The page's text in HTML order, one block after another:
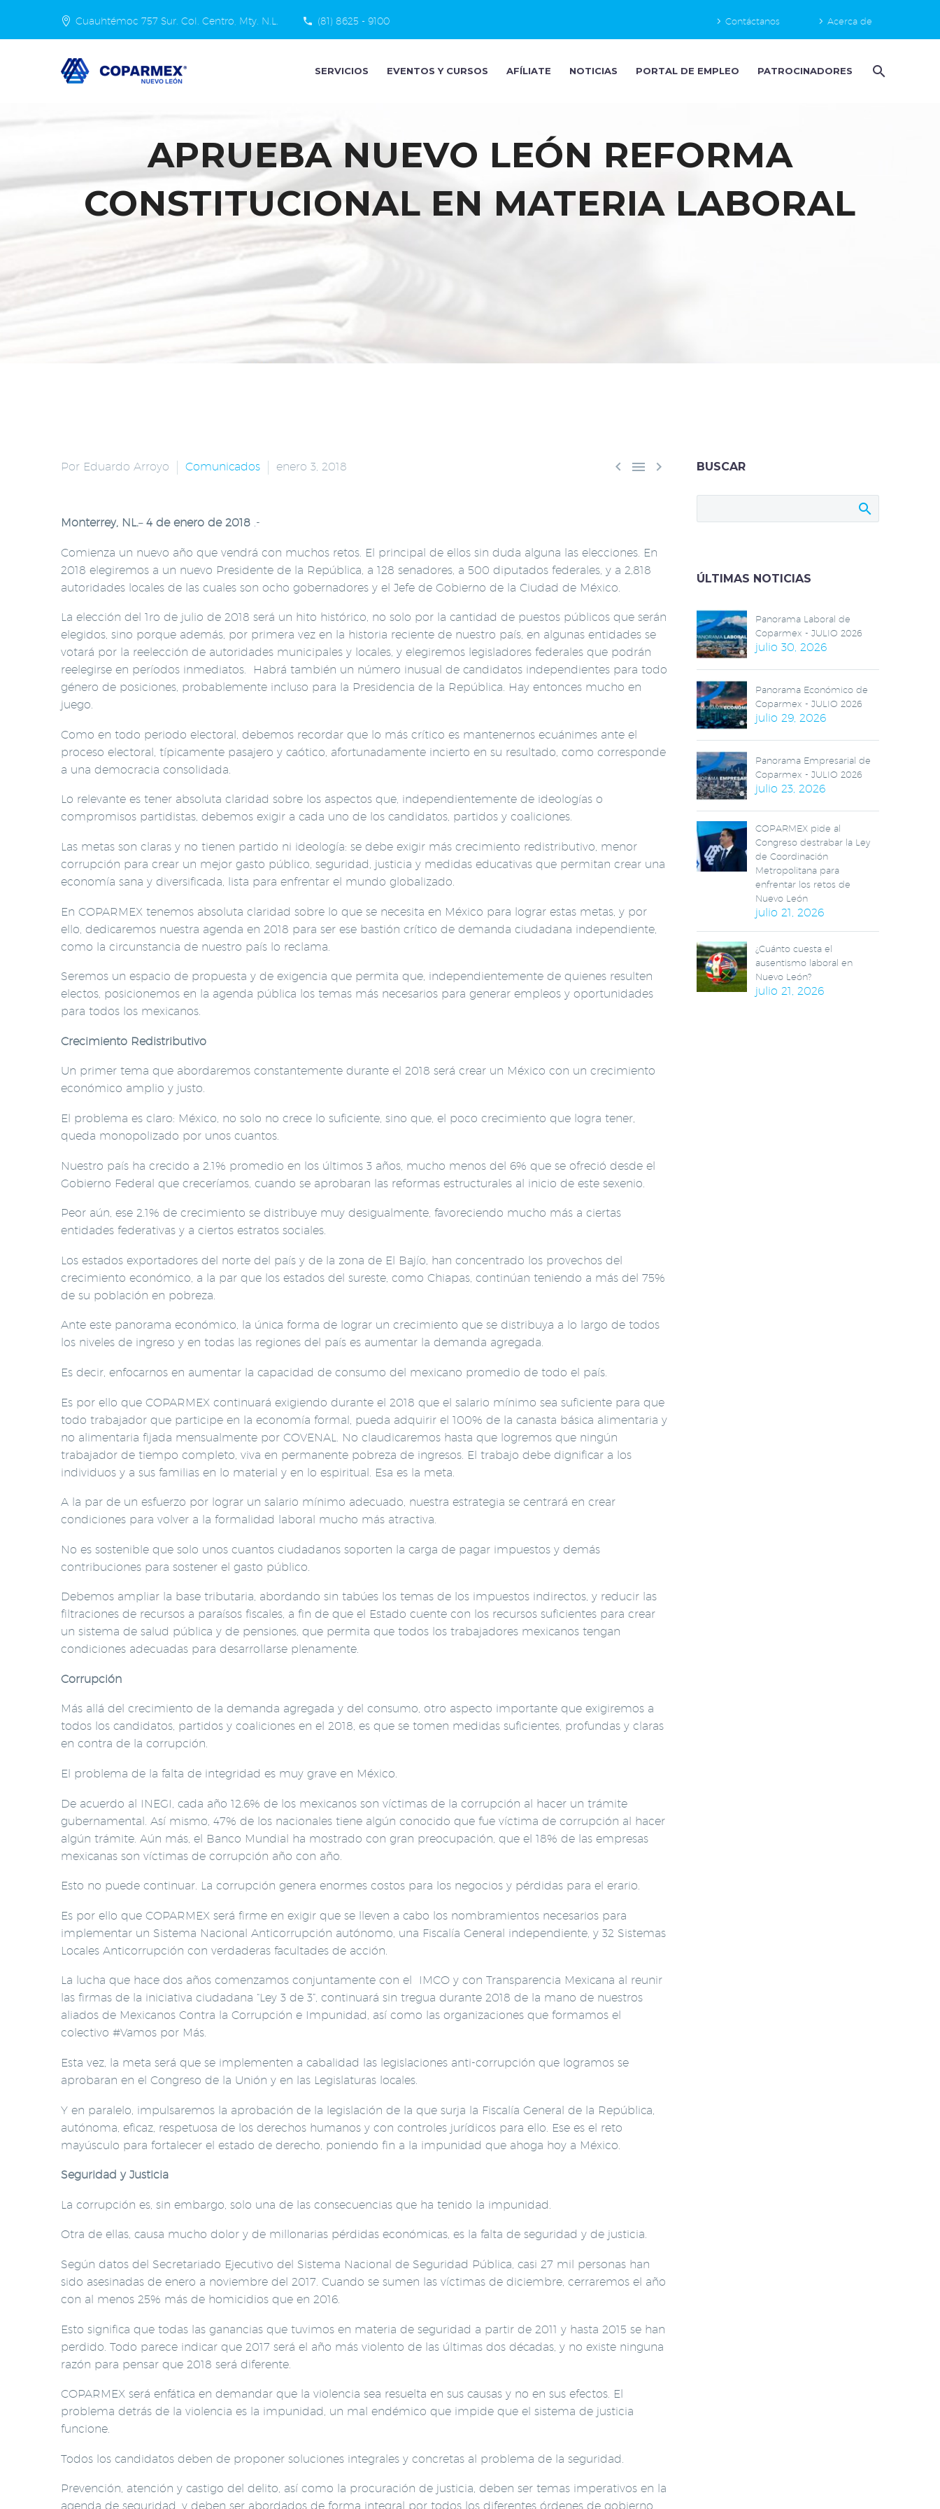
Cuauhtémoc 757 Sur. Col. Centro, Mty. N.L. (81) 8625 - 9100 Contáctanos Acerca de
SERVICIOS EVENTOS Y CURSOS AFÍLIATE NOTICIAS PORTAL DE EMPLEO PATROCINADORES
APRUEBA NUEVO LEÓN REFORMA
CONSTITUCIONAL EN MATERIA LABORAL
  
Por Eduardo Arroyo Comunicados enero 3, 2018
Monterrey, NL.– 4 de enero de 2018 .-
Comienza un nuevo año que vendrá con muchos retos. El principal de ellos sin duda alguna las elecciones. En
2018 elegiremos a un nuevo Presidente de la República, a 128 senadores, a 500 diputados federales, y a 2,818
autoridades locales de las cuales son ocho gobernadores y el Jefe de Gobierno de la Ciudad de México.
La elección del 1ro de julio de 2018 será un hito histórico, no solo por la cantidad de puestos públicos que serán
elegidos, sino porque además, por primera vez en la historia reciente de nuestro país, en algunas entidades se
votará por la reelección de autoridades municipales y locales, y elegiremos legisladores federales que podrán
reelegirse en períodos inmediatos. Habrá también un número inusual de candidatos independientes para todo
género de posiciones, probablemente incluso para la Presidencia de la República. Hay entonces mucho en
juego.
Como en todo periodo electoral, debemos recordar que lo más crítico es mantenernos ecuánimes ante el
proceso electoral, típicamente pasajero y caótico, afortunadamente incierto en su resultado, como corresponde
a una democracia consolidada.
Lo relevante es tener absoluta claridad sobre los aspectos que, independientemente de ideologías o
compromisos partidistas, debemos exigir a cada uno de los candidatos, partidos y coaliciones.
Las metas son claras y no tienen partido ni ideología: se debe exigir más crecimiento redistributivo, menor
corrupción para crear un mejor gasto público, seguridad, justicia y medidas educativas que permitan crear una
economía sana y diversificada, lista para enfrentar el mundo globalizado.
En COPARMEX tenemos absoluta claridad sobre lo que se necesita en México para lograr estas metas, y por
ello, dedicaremos nuestra agenda en 2018 para ser ese bastión crítico de demanda ciudadana independiente,
como la circunstancia de nuestro país lo reclama.
Seremos un espacio de propuesta y de exigencia que permita que, independientemente de quienes resulten
electos, posicionemos en la agenda pública los temas más necesarios para generar empleos y oportunidades
para todos los mexicanos.
Crecimiento Redistributivo
Un primer tema que abordaremos constantemente durante el 2018 será crear un México con un crecimiento
económico amplio y justo.
El problema es claro: México, no solo no crece lo suficiente, sino que, el poco crecimiento que logra tener,
queda monopolizado por unos cuantos.
Nuestro país ha crecido a 2.1% promedio en los últimos 3 años, mucho menos del 6% que se ofreció desde el
Gobierno Federal que creceríamos, cuando se aprobaran las reformas estructurales al inicio de este sexenio.
Peor aún, ese 2.1% de crecimiento se distribuye muy desigualmente, favoreciendo mucho más a ciertas
entidades federativas y a ciertos estratos sociales.
Los estados exportadores del norte del país y de la zona de El Bajío, han concentrado los provechos del
crecimiento económico, a la par que los estados del sureste, como Chiapas, continúan teniendo a más del 75%
de su población en pobreza.
Ante este panorama económico, la única forma de lograr un crecimiento que se distribuya a lo largo de todos
los niveles de ingreso y en todas las regiones del país es aumentar la demanda agregada.
Es decir, enfocarnos en aumentar la capacidad de consumo del mexicano promedio de todo el país.
Es por ello que COPARMEX continuará exigiendo durante el 2018 que el salario mínimo sea suficiente para que
todo trabajador que participe en la economía formal, pueda adquirir el 100% de la canasta básica alimentaria y
no alimentaria fijada mensualmente por COVENAL. No claudicaremos hasta que logremos que ningún
trabajador de tiempo completo, viva en permanente pobreza de ingresos. El trabajo debe dignificar a los
individuos y a sus familias en lo material y en lo espiritual. Esa es la meta.
A la par de un esfuerzo por lograr un salario mínimo adecuado, nuestra estrategia se centrará en crear
condiciones para volver a la formalidad laboral mucho más atractiva.
No es sostenible que solo unos cuantos ciudadanos soporten la carga de pagar impuestos y demás
contribuciones para sostener el gasto público.
Debemos ampliar la base tributaria, abordando sin tabúes los temas de los impuestos indirectos, y reducir las
filtraciones de recursos a paraísos fiscales, a fin de que el Estado cuente con los recursos suficientes para crear
un sistema de salud pública y de pensiones, que permita que todos los trabajadores mexicanos tengan
condiciones adecuadas para desarrollarse plenamente.
Corrupción
Más allá del crecimiento de la demanda agregada y del consumo, otro aspecto importante que exigiremos a
todos los candidatos, partidos y coaliciones en el 2018, es que se tomen medidas suficientes, profundas y claras
en contra de la corrupción.
El problema de la falta de integridad es muy grave en México.
De acuerdo al INEGI, cada año 12.6% de los mexicanos son víctimas de la corrupción al hacer un trámite
gubernamental. Así mismo, 47% de los nacionales tiene algún conocido que fue víctima de corrupción al hacer
algún trámite. Aún más, el Banco Mundial ha mostrado con gran preocupación, que el 18% de las empresas
mexicanas son víctimas de corrupción año con año.
Esto no puede continuar. La corrupción genera enormes costos para los negocios y pérdidas para el erario.
Es por ello que COPARMEX será firme en exigir que se lleven a cabo los nombramientos necesarios para
implementar un Sistema Nacional Anticorrupción autónomo, una Fiscalía General independiente, y 32 Sistemas
Locales Anticorrupción con verdaderas facultades de acción.
La lucha que hace dos años comenzamos conjuntamente con el IMCO y con Transparencia Mexicana al reunir
las firmas de la iniciativa ciudadana “Ley 3 de 3”, continuará sin tregua durante 2018 de la mano de nuestros
aliados de Mexicanos Contra la Corrupción e Impunidad, así como las organizaciones que formamos el
colectivo #Vamos por Más.
Esta vez, la meta será que se implementen a cabalidad las legislaciones anti-corrupción que logramos se
aprobaran en el Congreso de la Unión y en las Legislaturas locales.
Y en paralelo, impulsaremos la aprobación de la legislación de la que surja la Fiscalía General de la República,
autónoma, eficaz, respetuosa de los derechos humanos y con controles jurídicos para ello. Ese es el reto
mayúsculo para fortalecer el estado de derecho, poniendo fin a la impunidad que ahoga hoy a México.
Seguridad y Justicia
La corrupción es, sin embargo, solo una de las consecuencias que ha tenido la impunidad.
Otra de ellas, causa mucho dolor y de millonarias pérdidas económicas, es la falta de seguridad y de justicia.
Según datos del Secretariado Ejecutivo del Sistema Nacional de Seguridad Pública, casi 27 mil personas han
sido asesinadas de enero a noviembre del 2017. Cuando se sumen las víctimas de diciembre, cerraremos el año
con al menos 25% más de homicidios que en 2016.
Esto significa que todas las ganancias que tuvimos en materia de seguridad a partir de 2011 y hasta 2015 se han
perdido. Todo parece indicar que 2017 será el año más violento de las últimas dos décadas, y no existe ninguna
razón para pensar que 2018 será diferente.
COPARMEX será enfática en demandar que la violencia sea resuelta en sus causas y no en sus efectos. El
problema detrás de la violencia es la impunidad, un mal endémico que impide que el sistema de justicia
funcione.
Todos los candidatos deben de proponer soluciones integrales y concretas al problema de la seguridad.
Prevención, atención y castigo del delito, así como la procuración de justicia, deben ser temas imperativos en la
agenda de seguridad, y deben ser abordados de forma integral por todos los diferentes órdenes de gobierno.
BUSCAR
ÚLTIMAS NOTICIAS
Panorama Laboral de
Coparmex - JULIO 2026
julio 30, 2026
Panorama Económico de
Coparmex - JULIO 2026
julio 29, 2026
Panorama Empresarial de
Coparmex - JULIO 2026
julio 23, 2026
COPARMEX pide al
Congreso destrabar la Ley
de Coordinación
Metropolitana para
enfrentar los retos de
Nuevo León
julio 21, 2026
¿Cuánto cuesta el
ausentismo laboral en
Nuevo León?
julio 21, 2026